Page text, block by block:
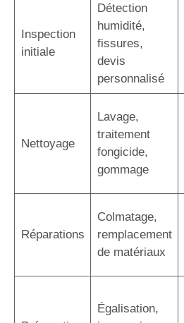
Inspection
initiale
Détection
humidité,
fissures,
devis
personnalisé
Nettoyage
Lavage,
traitement
fongicide,
gommage
Réparations
Colmatage,
remplacement
de matériaux
Égalisation,